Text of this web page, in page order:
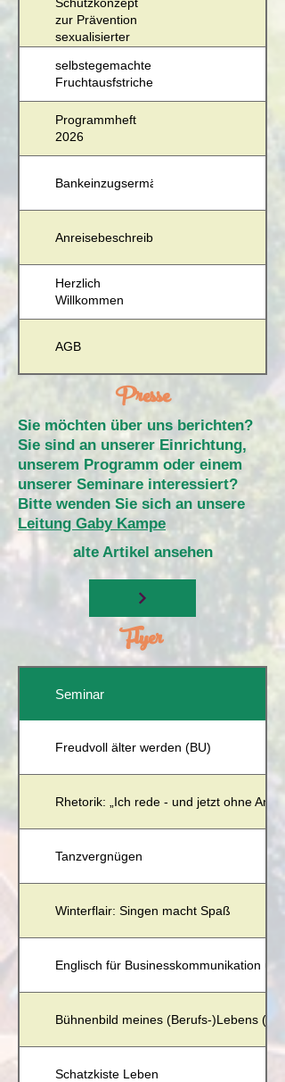
zur Prävention
sexualisierter
selbstegemachte
Fruchtausfstriche
Programmheft
2026
Bankeinzugsermächtigung
Anreisebeschreibung
Herzlich
Willkommen
AGB
Presse
Sie möchten über uns berichten?
Sie sind an unserer Einrichtung,
unserem Programm oder einem
unserer Seminare interessiert?
Bitte wenden Sie sich an unsere
Leitung Gaby Kampe
alte Artikel ansehen
Flyer
Seminar
Freudvoll älter werden (BU)
Rhetorik: „Ich rede - und jetzt ohne
Tanzvergnügen
Winterflair: Singen macht Spaß
Englisch für Businesskommunikation
Bühnenbild meines (Berufs-)Lebens (BU)
Schatzkiste Leben